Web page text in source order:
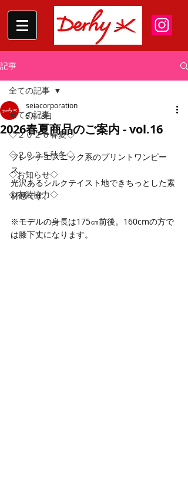
記事
全ての記事
◇２０２６春夏◇
◇２０２５秋冬◇
◇お知らせ◇
◇衣装協力◇
全ての記事
2026春夏商品のご案内 - vol.16
seiacorporation
5月13日
フレンチエスニック系のプリントワンピー
ス。
光沢あるシルクテイスト地できちっとした素
材感です。
※モデルの身長は175㎝前後。160cmの方で
は膝下丈になります。